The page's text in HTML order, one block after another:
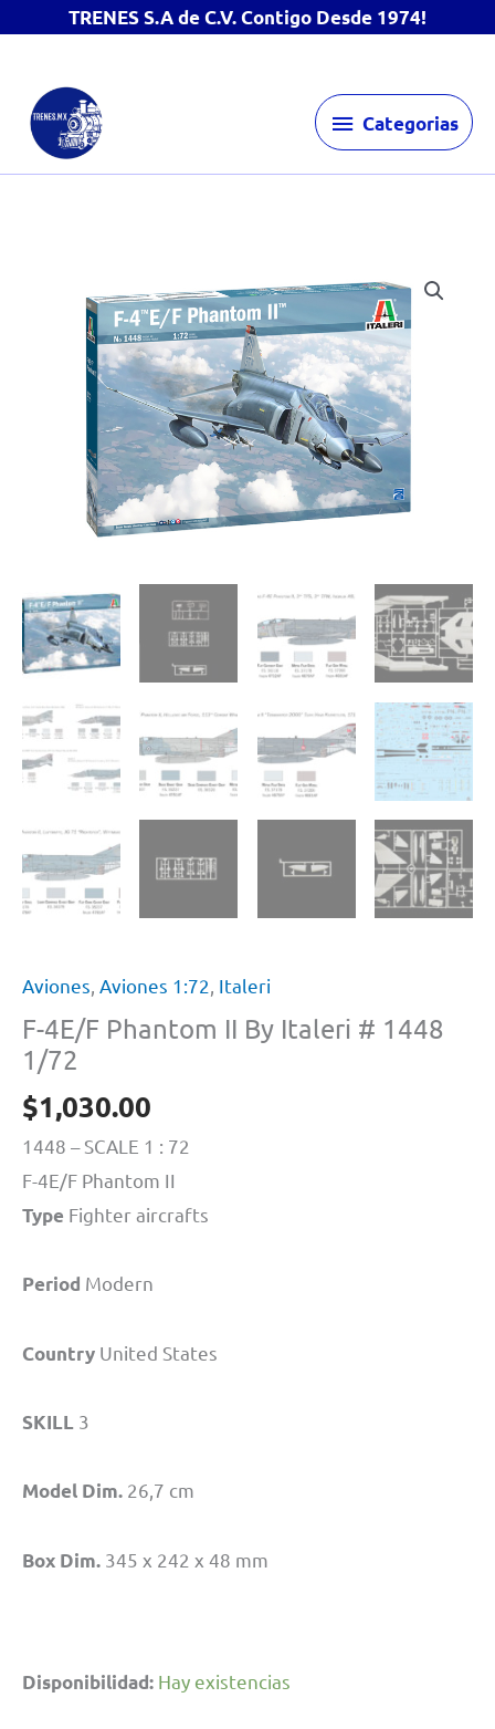
TRENES S.A de C.V. Contigo Desde 1974!
contenido
Categorias
Categorias
Aviones Aviones 1:72 Italeri
F-4E/F Phantom II By Italeri # 1448
1/72
$1,030.00
1448 – SCALE 1 : 72
F-4E/F Phantom II
Type Fighter aircrafts
Period Modern
Country United States
SKILL 3
Model Dim. 26,7 cm
Box Dim. 345 x 242 x 48 mm
Disponibilidad: Hay existencias